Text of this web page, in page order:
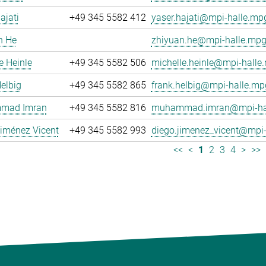
+49 345 5582 412 yaser.hajati@mpi-
He
zhiyuan.he@mpi-
Heinle
+49 345 5582 506 michelle.heinle@mpi-
+49 345 5582 865 frank.helbig@mpi-
Imran
+49 345 5582 816 muhammad.imran@mpi-
Vicent
+49 345 5582 993
<< < 1 2 3 4 > >>